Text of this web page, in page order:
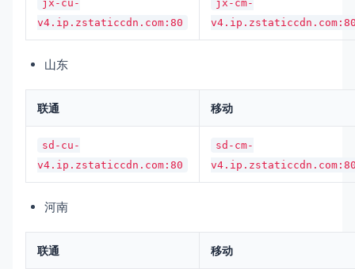
jx-cu-
v4.ip.zstaticcdn.com:80
jx-cm-
山东
联通 移动
sd-cu-
v4.ip.zstaticcdn.com:80
sd-cm-
河南
联通 移动